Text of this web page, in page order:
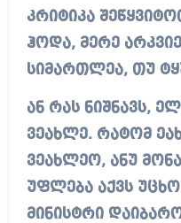
კრიტიკა
ჰოდა, მერე
სიმართლეა, თუ
ან რას ნიშნავს,
ვეახლე. რატომ
ვეახლეო, ანუ
უფლება აქვს უცხო
მინისტრი